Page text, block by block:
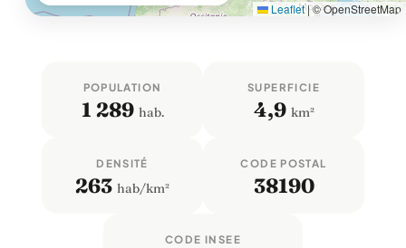
Leaflet |© OpenStreetMap
POPULATION
1 289 hab.
SUPERFICIE
4,9 km²
DENSITÉ
263 hab/km²
CODE POSTAL
38190
CODE INSEE